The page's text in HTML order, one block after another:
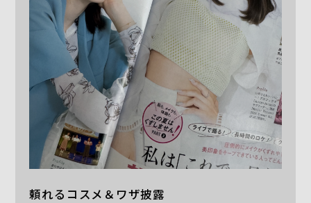
頼れるコスメ＆ワザ披露